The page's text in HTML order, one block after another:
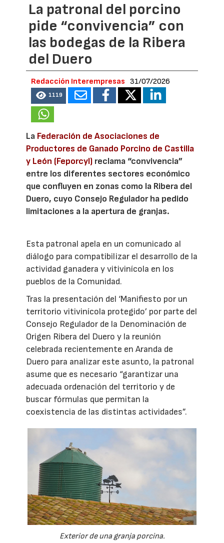
La patronal del porcino
pide “convivencia” con
las bodegas de la Ribera
del Duero
Redacción Interempresas 31/07/2026
1119
La Federación de Asociaciones de
Productores de Ganado Porcino de Castilla
y León (Feporcyl) reclama “convivencia”
entre los diferentes sectores económico
que confluyen en zonas como la Ribera del
Duero, cuyo Consejo Regulador ha pedido
limitaciones a la apertura de granjas.
Esta patronal apela en un comunicado al
diálogo para compatibilizar el desarrollo de la
actividad ganadera y vitivinícola en los
pueblos de la Comunidad.
Tras la presentación del ‘Manifiesto por un
territorio vitivinícola protegido’ por parte del
Consejo Regulador de la Denominación de
Origen Ribera del Duero y la reunión
celebrada recientemente en Aranda de
Duero para analizar este asunto, la patronal
asume que es necesario “garantizar una
adecuada ordenación del territorio y de
buscar fórmulas que permitan la
coexistencia de las distintas actividades”.
Exterior de una granja porcina.